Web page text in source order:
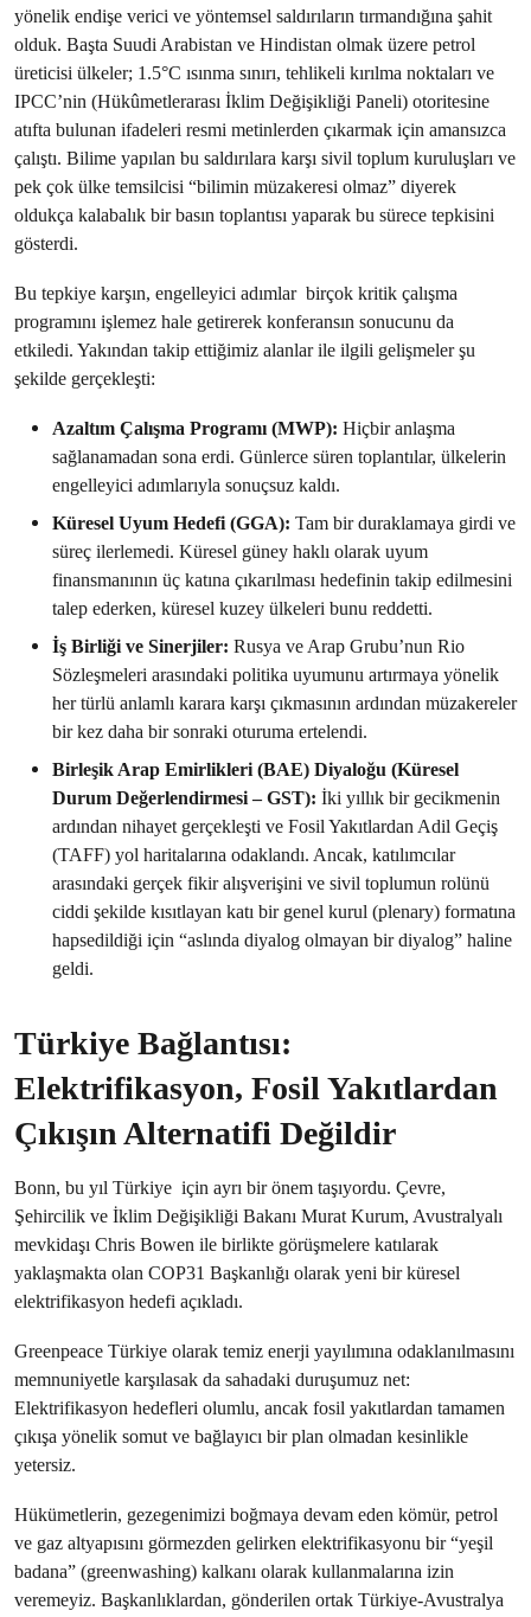
yönelik endişe verici ve yöntemsel saldırıların tırmandığına şahit
olduk. Başta Suudi Arabistan ve Hindistan olmak üzere petrol
üreticisi ülkeler; 1.5°C ısınma sınırı, tehlikeli kırılma noktaları ve
IPCC’nin (Hükûmetlerarası İklim Değişikliği Paneli) otoritesine
atıfta bulunan ifadeleri resmi metinlerden çıkarmak için amansızca
çalıştı. Bilime yapılan bu saldırılara karşı sivil toplum kuruluşları ve
pek çok ülke temsilcisi “bilimin müzakeresi olmaz” diyerek
oldukça kalabalık bir basın toplantısı yaparak bu sürece tepkisini
gösterdi.
Bu tepkiye karşın, engelleyici adımlar birçok kritik çalışma
programını işlemez hale getirerek konferansın sonucunu da
etkiledi. Yakından takip ettiğimiz alanlar ile ilgili gelişmeler şu
şekilde gerçekleşti:
Azaltım Çalışma Programı (MWP): Hiçbir anlaşma
sağlanamadan sona erdi. Günlerce süren toplantılar, ülkelerin
engelleyici adımlarıyla sonuçsuz kaldı.
Küresel Uyum Hedefi (GGA): Tam bir duraklamaya girdi ve
süreç ilerlemedi. Küresel güney haklı olarak uyum
finansmanının üç katına çıkarılması hedefinin takip edilmesini
talep ederken, küresel kuzey ülkeleri bunu reddetti.
İş Birliği ve Sinerjiler: Rusya ve Arap Grubu’nun Rio
Sözleşmeleri arasındaki politika uyumunu artırmaya yönelik
her türlü anlamlı karara karşı çıkmasının ardından müzakereler
bir kez daha bir sonraki oturuma ertelendi.
Birleşik Arap Emirlikleri (BAE) Diyaloğu (Küresel
Durum Değerlendirmesi – GST): İki yıllık bir gecikmenin
ardından nihayet gerçekleşti ve Fosil Yakıtlardan Adil Geçiş
(TAFF) yol haritalarına odaklandı. Ancak, katılımcılar
arasındaki gerçek fikir alışverişini ve sivil toplumun rolünü
ciddi şekilde kısıtlayan katı bir genel kurul (plenary) formatına
hapsedildiği için “aslında diyalog olmayan bir diyalog” haline
geldi.
Türkiye Bağlantısı:
Elektrifikasyon, Fosil Yakıtlardan
Çıkışın Alternatifi Değildir
Bonn, bu yıl Türkiye için ayrı bir önem taşıyordu. Çevre,
Şehircilik ve İklim Değişikliği Bakanı Murat Kurum, Avustralyalı
mevkidaşı Chris Bowen ile birlikte görüşmelere katılarak
yaklaşmakta olan COP31 Başkanlığı olarak yeni bir küresel
elektrifikasyon hedefi açıkladı.
Greenpeace Türkiye olarak temiz enerji yayılımına odaklanılmasını
memnuniyetle karşılasak da sahadaki duruşumuz net:
Elektrifikasyon hedefleri olumlu, ancak fosil yakıtlardan tamamen
çıkışa yönelik somut ve bağlayıcı bir plan olmadan kesinlikle
yetersiz.
Hükümetlerin, gezegenimizi boğmaya devam eden kömür, petrol
ve gaz altyapısını görmezden gelirken elektrifikasyonu bir “yeşil
badana” (greenwashing) kalkanı olarak kullanmalarına izin
veremeyiz. Başkanlıklardan, gönderilen ortak Türkiye-Avustralya